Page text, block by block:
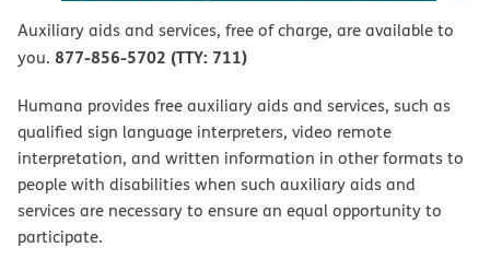
Auxiliary aids and services, free of charge, are available to
you. 877-856-5702 (TTY: 711)
Humana provides free auxiliary aids and services, such as
qualified sign language interpreters, video remote
interpretation, and written information in other formats to
people with disabilities when such auxiliary aids and
services are necessary to ensure an equal opportunity to
participate.